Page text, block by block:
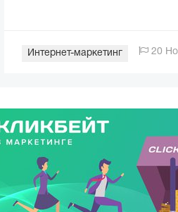
Интернет-маркетинг 20